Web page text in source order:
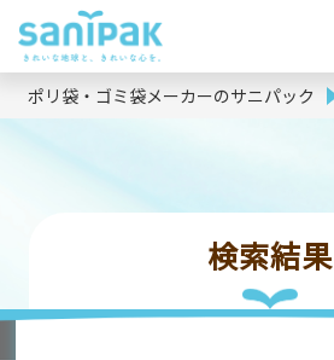
ポリ袋・ゴミ袋メーカーのサニパック
検索結果